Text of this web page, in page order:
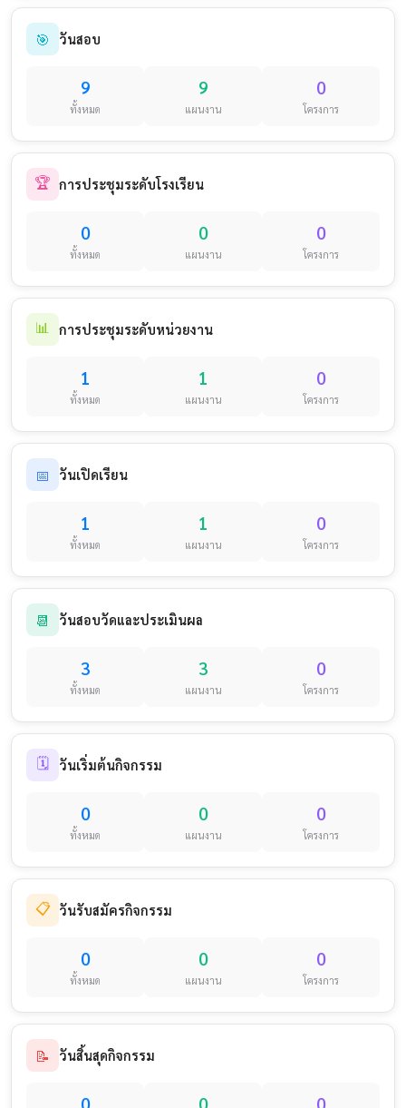
🎯 วันสอบ
9
ทั้งหมด
9
แผนงาน
0
โครงการ
🏆 การประชุมระดับโรงเรียน
0
ทั้งหมด
0
แผนงาน
0
โครงการ
📊 การประชุมระดับหน่วยงาน
1
ทั้งหมด
1
แผนงาน
0
โครงการ
📅 วันเปิดเรียน
1
ทั้งหมด
1
แผนงาน
0
โครงการ
📆 วันสอบวัดและประเมินผล
3
ทั้งหมด
3
แผนงาน
0
โครงการ
🗓️ วันเริ่มต้นกิจกรรม
0
ทั้งหมด
0
แผนงาน
0
โครงการ
📋 วันรับสมัครกิจกรรม
0
ทั้งหมด
0
แผนงาน
0
โครงการ
📝 วันสิ้นสุดกิจกรรม
0 0 0